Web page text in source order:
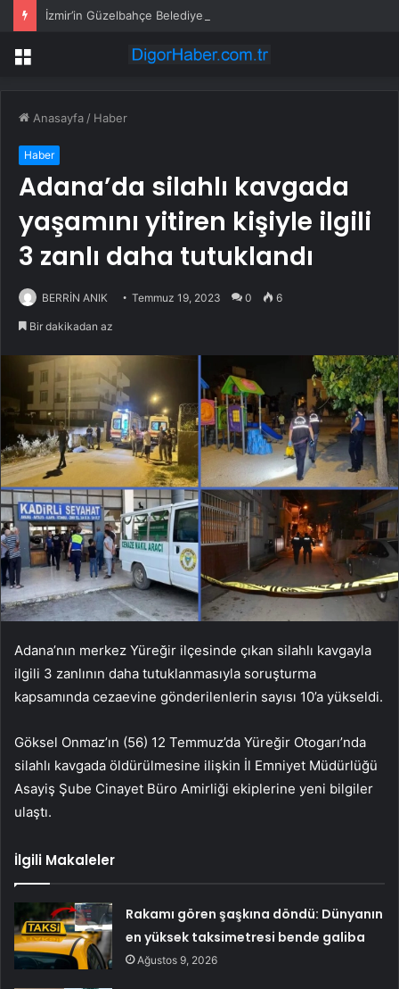
Menü
Anasayfa / Haber
Haber
Adana’da silahlı kavgada
yaşamını yitiren kişiyle ilgili
3 zanlı daha tutuklandı
BERRİN ANIK Temmuz 19, 2023 0 6
Bir dakikadan az
Adana’nın merkez Yüreğir ilçesinde çıkan silahlı kavgayla
ilgili 3 zanlının daha tutuklanmasıyla soruşturma
kapsamında cezaevine gönderilenlerin sayısı 10’a yükseldi.
Göksel Onmaz’ın (56) 12 Temmuz’da Yüreğir Otogarı’nda
silahlı kavgada öldürülmesine ilişkin İl Emniyet Müdürlüğü
Asayiş Şube Cinayet Büro Amirliği ekiplerine yeni bilgiler
ulaştı.
İlgili Makaleler
Rakamı gören şaşkına döndü: Dünyanın
en yüksek taksimetresi bende galiba
Ağustos 9, 2026